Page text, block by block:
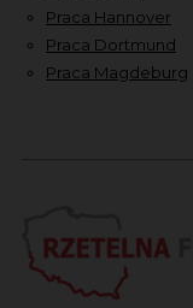
Praca Hannover
Praca Dortmund
Praca Magdeburg